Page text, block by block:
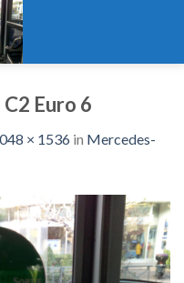
Euro 6
× 1536 in Mercedes-